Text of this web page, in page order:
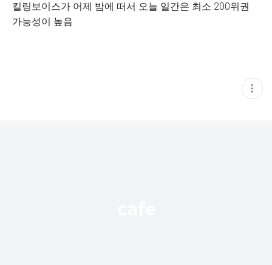
킬링보이스가 어제 밤에 떠서 오늘 일간은 최소 200위권
가능성이 높음
현
재